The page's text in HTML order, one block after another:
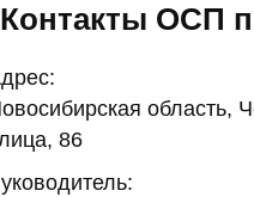
Контакты ОСП
область,
86